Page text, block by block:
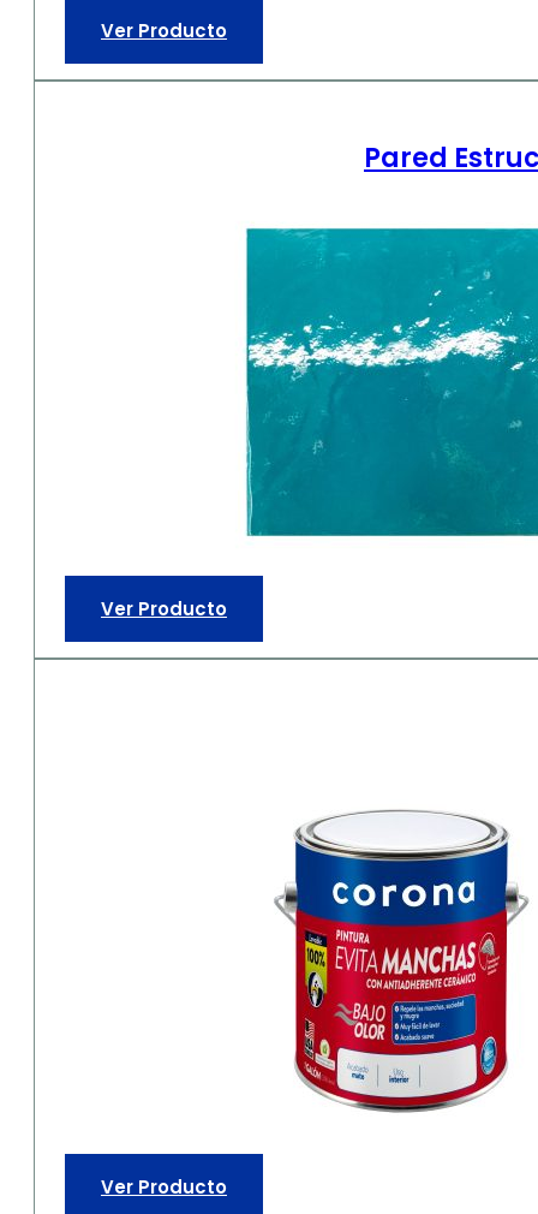
Ver Producto
Pared
Ver Producto
Ver Producto